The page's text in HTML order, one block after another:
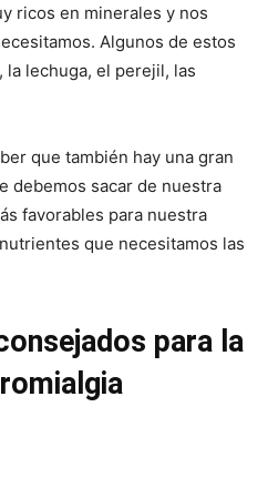
ricos en minerales y nos
Algunos de estos
la lechuga, el perejil, las
que también hay una gran
debemos sacar de nuestra
favorables para nuestra
que necesitamos las
para la